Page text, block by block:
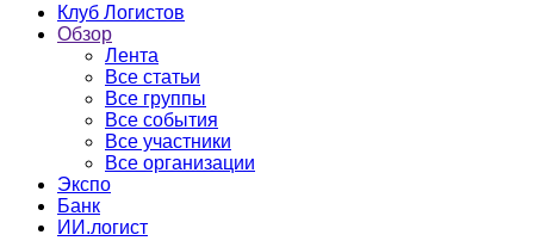
Клуб Логистов
Обзор
Лента
Все статьи
Все группы
Все события
Все участники
Все организации
Экспо
Банк
ИИ.логист